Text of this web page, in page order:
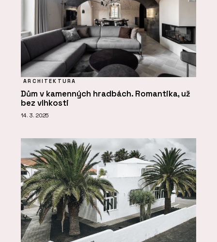
ARCHITEKTURA
Dům v kamenných hradbách. Romantika, už
bez vlhkosti
14. 3. 2025